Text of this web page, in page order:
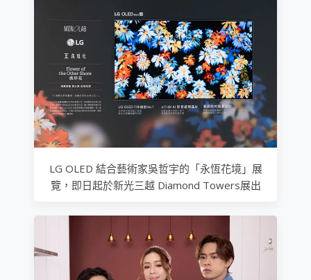
LG OLED 結合藝術家吳哲宇的「永恆花境」展
覽，即日起於新光三越 Diamond Towers展出